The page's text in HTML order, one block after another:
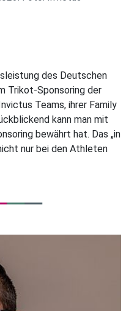
des Deutschen
Trikot-Sponsoring der
Teams, ihrer Family
kann man mit
bewährt hat. Das „in
nur bei den Athleten